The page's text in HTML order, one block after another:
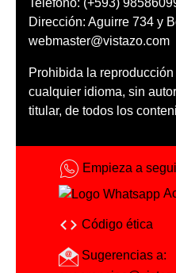
Teléfono: (+593)
Dirección: Aguirre 734 y
webmaster@vistazo.com
Prohibida la
cualquier idioma, sin
titular, de todos los
Empieza a
Código ética
Sugerencias a: